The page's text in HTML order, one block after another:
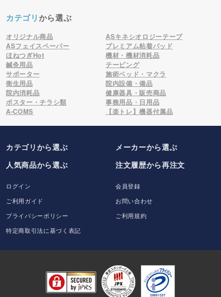
カテゴリから選ぶ
オリジナル商品
ASキネシオロジーテープ
ASフェイスペーパー
プレミアム粘着パッド
ほねつぎHot
機材・機材消耗品
鍼灸用品
テーピング
サポーター
施術ベッド・マクラ
衛生用品
院内設備・備品
院内消耗品
健康器具・販売商品
ポスター・チラシ類
事務用品・日用品
A-COMS
【楽トレ】機器付属品
カテゴリから選ぶ メーカーから選ぶ
人気商品から選ぶ
注文履歴から再注文
ログイン
会員登録
ご利用ガイド
お問い合わせ
プライバシーポリシー
ご利用規約
特定商取引法に基づく表記